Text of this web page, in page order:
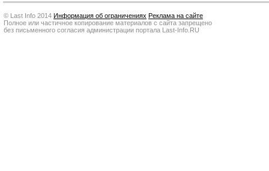
© Last Info 2014 Информация об ограничениях Реклама на сайте
Полное или частичное копирование материалов с сайта запрещено
без письменного согласия администрации портала Last-Info.RU